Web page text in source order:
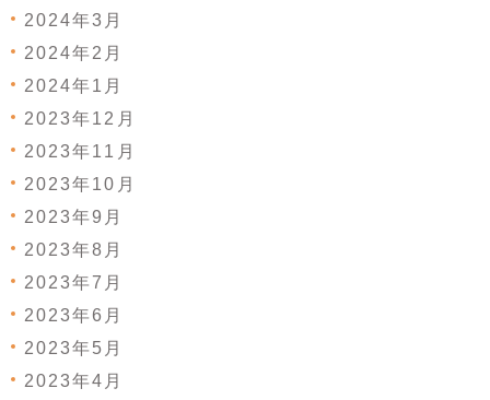
2024年3月
2024年2月
2024年1月
2023年12月
2023年11月
2023年10月
2023年9月
2023年8月
2023年7月
2023年6月
2023年5月
2023年4月